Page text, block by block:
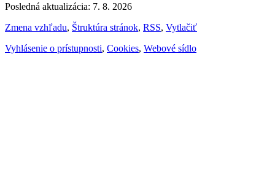
Posledná aktualizácia: 7. 8. 2026
Zmena vzhľadu, Štruktúra stránok, RSS, Vytlačiť
Vyhlásenie o prístupnosti, Cookies, Webové sídlo